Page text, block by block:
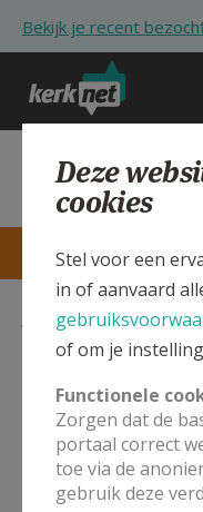
Bekijk je recent
KERK
SHOP
ZOEKEN
HULP
MIJN
Sint-
Mechelen
STARTPAGINA
LAATSTE AANPASSING
2019 - 14:29
AFDRUKKEN
Elke zondag en
Deze
cookies
Stel voor een
in of aanvaard
of om je
Functionele
Zorgen dat de
portaal correct
toe via de
gebruik deze